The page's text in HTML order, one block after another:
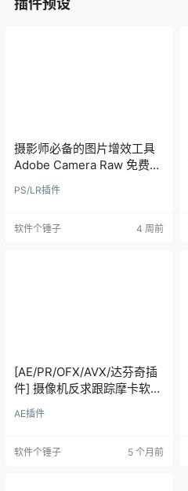
插件预设
摄影师必备的图片增效工具
Adobe Camera Raw 免费版
Win18.4.1 / Mac17.4.2 | 软件
个锤子 | R1017
PS/LR插件
软件个锤子 4 周前
[AE/PR/OFX/AVX/达芬奇插
件] 摄像机反求跟踪摩卡软件
Mocha Pro 2026.0.1 CE 支
持Win
AE插件
软件个锤子 5 个月前